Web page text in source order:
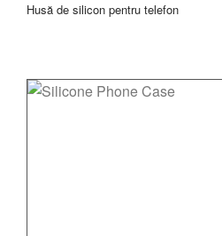
Husă de silicon pentru telefon